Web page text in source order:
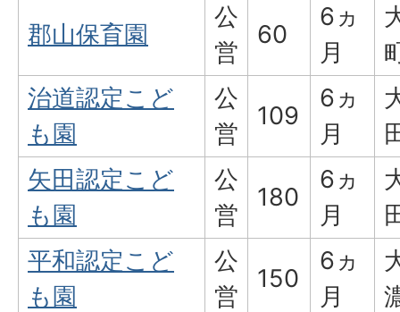
郡山保育園
公
営
60
6ヵ
月
治道認定こど
も園
公
営
109
6ヵ
月
矢田認定こど
も園
公
営
180
6ヵ
月
平和認定こど
も園
公
営
150
6ヵ
月